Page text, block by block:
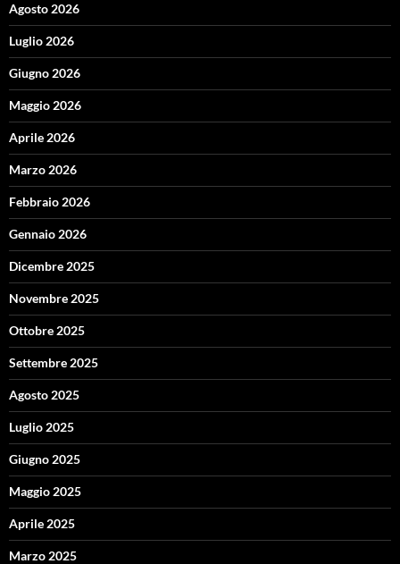
Agosto 2026
Luglio 2026
Giugno 2026
Maggio 2026
Aprile 2026
Marzo 2026
Febbraio 2026
Gennaio 2026
Dicembre 2025
Novembre 2025
Ottobre 2025
Settembre 2025
Agosto 2025
Luglio 2025
Giugno 2025
Maggio 2025
Aprile 2025
Marzo 2025